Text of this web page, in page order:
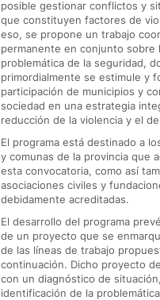
posible gestionar conflictos y
que constituyen factores de
eso, se propone un trabajo
permanente en conjunto sobre
problemática de la seguridad,
primordialmente se estimule y
participación de municipios y
sociedad en una estrategia
reducción de la violencia y el
El programa está destinado a
y comunas de la provincia que
esta convocatoria, como así
asociaciones civiles y
debidamente acreditadas.
El desarrollo del programa
de un proyecto que se
de las líneas de trabajo
continuación. Dicho proyecto
con un diagnóstico de
identificación de la